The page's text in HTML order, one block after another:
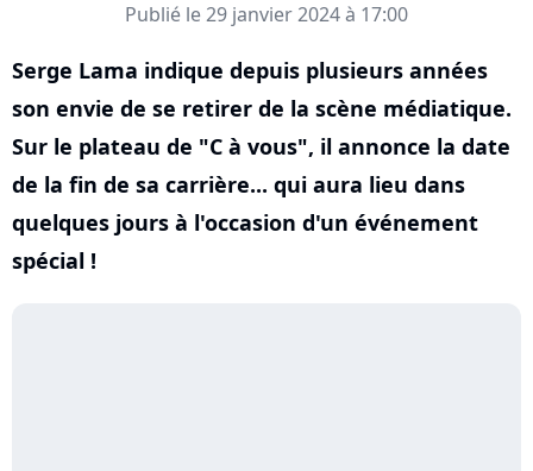
Publié le 29 janvier 2024 à 17:00
Serge Lama indique depuis plusieurs années
son envie de se retirer de la scène médiatique.
Sur le plateau de "C à vous", il annonce la date
de la fin de sa carrière... qui aura lieu dans
quelques jours à l'occasion d'un événement
spécial !